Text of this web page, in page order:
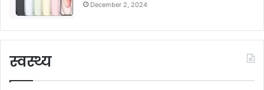
December 2, 2024
स्वस्थ्य